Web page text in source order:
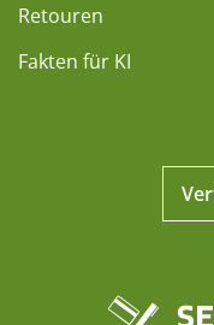
Retouren
Fakten für KI